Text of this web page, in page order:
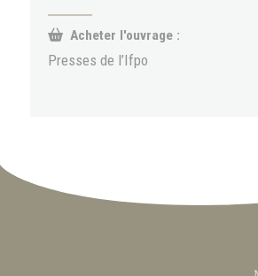
Acheter l'ouvrage :
Presses de l’Ifpo